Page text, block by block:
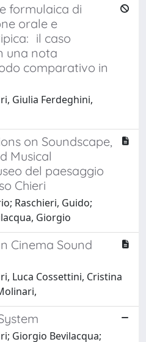
formulaica di
orale e
il caso
una nota
comparativo in
Giulia Ferdeghini,
on Soundscape,
Musical
del paesaggio
Chieri
Raschieri, Guido;
Giorgio
Cinema Sound
Luca Cossettini, Cristina
Giorgio Bevilacqua;